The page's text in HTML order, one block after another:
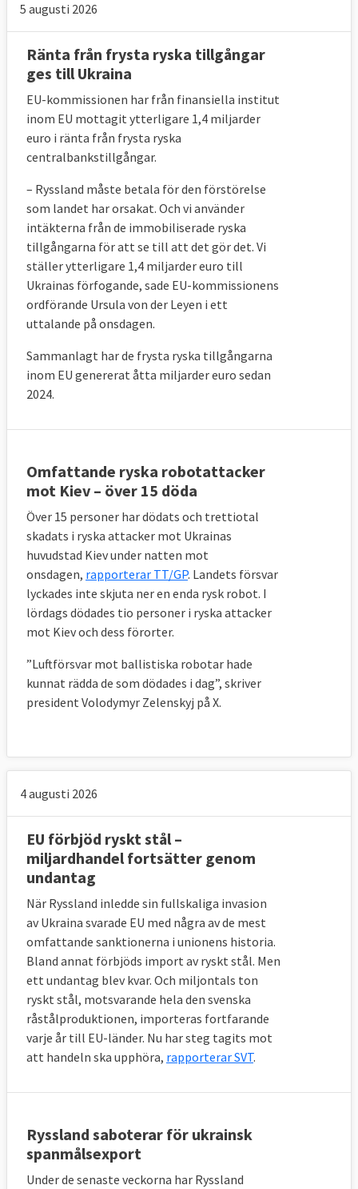
5 augusti 2026
Ränta från frysta ryska tillgångar
ges till Ukraina
EU-kommissionen har från finansiella institut
inom EU mottagit ytterligare 1,4 miljarder
euro i ränta från frysta ryska
centralbankstillgångar.
– Ryssland måste betala för den förstörelse
som landet har orsakat. Och vi använder
intäkterna från de immobiliserade ryska
tillgångarna för att se till att det gör det. Vi
ställer ytterligare 1,4 miljarder euro till
Ukrainas förfogande, sade EU-kommissionens
ordförande Ursula von der Leyen i ett
uttalande på onsdagen.
Sammanlagt har de frysta ryska tillgångarna
inom EU genererat åtta miljarder euro sedan
2024.
Omfattande ryska robotattacker
mot Kiev – över 15 döda
Över 15 personer har dödats och trettiotal
skadats i ryska attacker mot Ukrainas
huvudstad Kiev under natten mot
onsdagen, rapporterar TT/GP. Landets försvar
lyckades inte skjuta ner en enda rysk robot. I
lördags dödades tio personer i ryska attacker
mot Kiev och dess förorter.
”Luftförsvar mot ballistiska robotar hade
kunnat rädda de som dödades i dag”, skriver
president Volodymyr Zelenskyj på X.
4 augusti 2026
EU förbjöd ryskt stål –
miljardhandel fortsätter genom
undantag
När Ryssland inledde sin fullskaliga invasion
av Ukraina svarade EU med några av de mest
omfattande sanktionerna i unionens historia.
Bland annat förbjöds import av ryskt stål. Men
ett undantag blev kvar. Och miljontals ton
ryskt stål, motsvarande hela den svenska
råstålproduktionen, importeras fortfarande
varje år till EU-länder. Nu har steg tagits mot
att handeln ska upphöra, rapporterar SVT.
Ryssland saboterar för ukrainsk
spanmålsexport
Under de senaste veckorna har Ryssland